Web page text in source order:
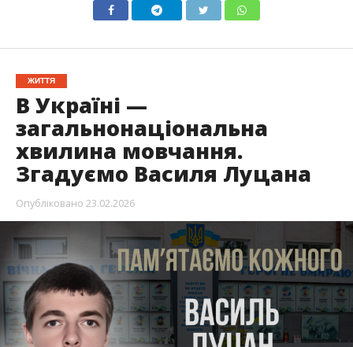
ЖИТТЯ
В Україні —
загальнонаціональна
хвилина мовчання.
Згадуємо Василя Луцана
Опубліковано 23.02.2026